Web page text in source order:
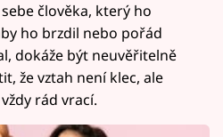
člověka, který ho
ho brzdil nebo pořád
dokáže být neuvěřitelně
že vztah není klec, ale
rád vrací.